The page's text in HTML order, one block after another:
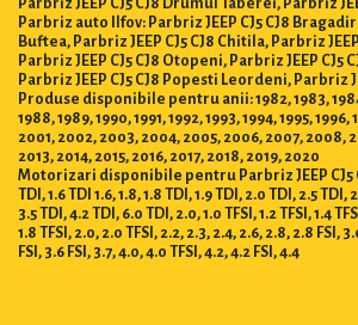
Parbriz JEEP CJ5 CJ8 Drumul Taberei, Parbriz
Parbriz auto Ilfov: Parbriz JEEP CJ5 CJ8
Buftea, Parbriz JEEP CJ5 CJ8 Chitila, Parbriz
Parbriz JEEP CJ5 CJ8 Otopeni, Parbriz JEEP CJ5
Parbriz JEEP CJ5 CJ8 Popesti Leordeni, Parbriz
Produse disponibile pentru anii: 1982, 1983,
1988, 1989, 1990, 1991, 1992, 1993, 1994, 1995,
2001, 2002, 2003, 2004, 2005, 2006, 2007, 2008,
2013, 2014, 2015, 2016, 2017, 2018, 2019, 2020
Motorizari disponibile pentru Parbriz JEEP CJ5
TDI, 1.6 TDI 1.6, 1.8, 1.8 TDI, 1.9 TDI, 2.0 TDI, 2.5 TDI,
3.5 TDI, 4.2 TDI, 6.0 TDI, 2.0, 1.0 TFSI, 1.2 TFSI, 1.4
1.8 TFSI, 2.0, 2.0 TFSI, 2.2, 2.3, 2.4, 2.6, 2.8, 2.8 FSI,
FSI, 3.6 FSI, 3.7, 4.0, 4.0 TFSI, 4.2, 4.2 FSI, 4.4